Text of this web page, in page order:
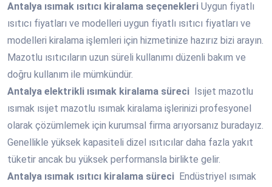
Antalya ısımak ısıtıcı kiralama seçenekleri Uygun fiyatlı
ısıtıcı fiyatları ve modelleri uygun fiyatlı ısıtıcı fiyatları ve
modelleri kiralama işlemleri için hizmetinize hazırız bizi arayın.
Mazotlu ısıtıcıların uzun süreli kullanımı düzenli bakım ve
doğru kullanım ile mümkündür.
Antalya elektrikli ısımak kiralama süreci
Isıjet mazotlu
ısımak ısıjet mazotlu ısımak kiralama işlerinizi profesyonel
olarak çözümlemek için kurumsal firma arıyorsanız buradayız.
Genellikle yüksek kapasiteli dizel ısıtıcılar daha fazla yakıt
tüketir ancak bu yüksek performansla birlikte gelir.
Antalya ısımak ısıtıcı kiralama süreci Endüstriyel ısımak